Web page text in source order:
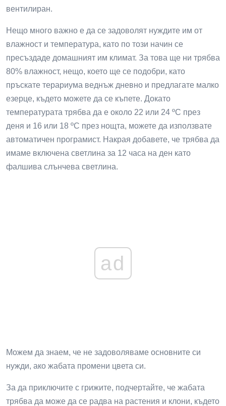
вентилиран.
Нещо много важно е да се задоволят нуждите им от
влажност и температура, като по този начин се
пресъздаде домашният им климат. За това ще ни трябва
80% влажност, нещо, което ще се подобри, като
пръскате терариума веднъж дневно и предлагате малко
езерце, където можете да се къпете. Докато
температурата трябва да е около 22 или 24 ºC през
деня и 16 или 18 ºC през нощта, можете да използвате
автоматичен програмист. Накрая добавете, че трябва да
имаме включена светлина за 12 часа на ден като
фалшива слънчева светлина.
ad
Можем да знаем, че не задоволяваме основните си
нужди, ако жабата промени цвета си.
За да приключите с грижите, подчертайте, че жабата
трябва да може да се радва на растения и клони, където